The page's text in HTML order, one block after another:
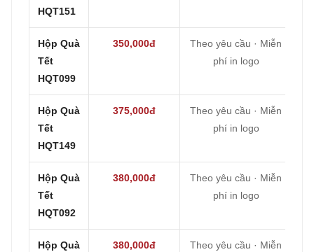
HQT151
Hộp Quà
Tết
HQT099
350,000đ
Theo yêu cầu · Miễn
phí in logo
Hộp Quà
Tết
HQT149
375,000đ
Theo yêu cầu · Miễn
phí in logo
Hộp Quà
Tết
HQT092
380,000đ
Theo yêu cầu · Miễn
phí in logo
Hộp Quà
380,000đ
Theo yêu cầu · Miễn